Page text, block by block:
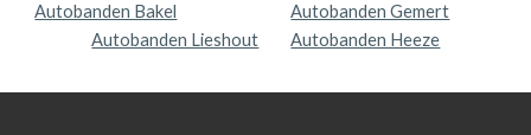
Autobanden Bakel
Autobanden Gemert
Autobanden Lieshout
Autobanden Heeze